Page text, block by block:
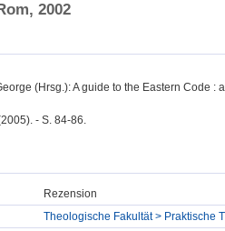
2002
(Hrsg.): A guide to the Eastern Code
- S. 84-86.
Rezension
Theologische Fakultät > Praktische